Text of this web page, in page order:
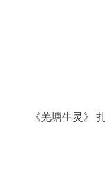
《羌塘生灵》